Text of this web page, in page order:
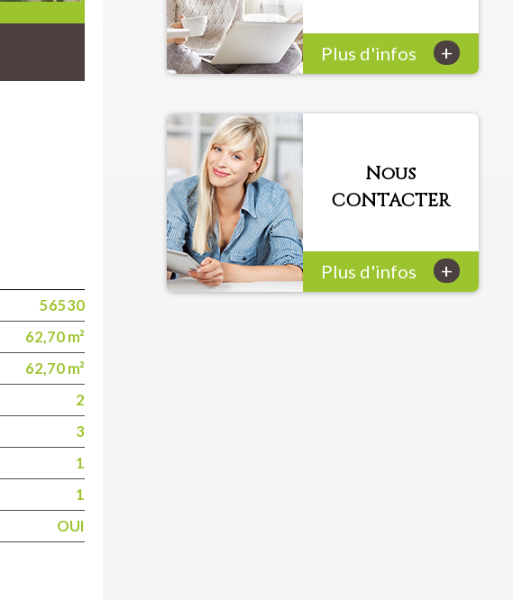
56530
62,70 m²
62,70 m²
2
3
1
1
OUI
Plus d'infos +
Nous
CONTACTER
Plus d'infos +